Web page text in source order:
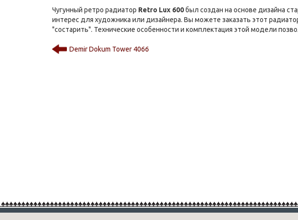
Чугунный ретро радиатор Retro Lux 600был создан на основе дизайна
интерес для художника или дизайнера. Вы можете заказать этот
"состарить". Технические особенности и комплектация этой модели
Demir Dokum Tower 4066